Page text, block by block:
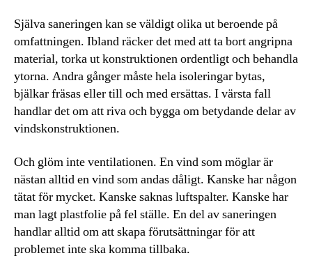
Själva saneringen kan se väldigt olika ut beroende på
omfattningen. Ibland räcker det med att ta bort angripna
material, torka ut konstruktionen ordentligt och behandla
ytorna. Andra gånger måste hela isoleringar bytas,
bjälkar fräsas eller till och med ersättas. I värsta fall
handlar det om att riva och bygga om betydande delar av
vindskonstruktionen.
Och glöm inte ventilationen. En vind som möglar är
nästan alltid en vind som andas dåligt. Kanske har någon
tätat för mycket. Kanske saknas luftspalter. Kanske har
man lagt plastfolie på fel ställe. En del av saneringen
handlar alltid om att skapa förutsättningar för att
problemet inte ska komma tillbaka.